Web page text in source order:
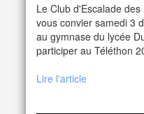
Le Club d'Escalade
vous convier samedi 3
au gymnase du lycée
participer au Téléthon
Lire l'article